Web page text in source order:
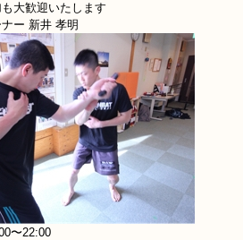
大歓迎いたします
ー 新井 孝明
〜22:00